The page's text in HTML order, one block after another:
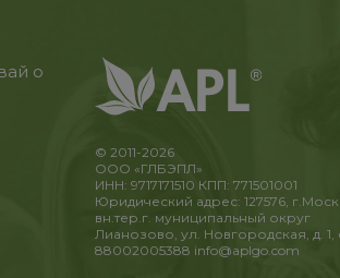
о
© 2011-2026
ООО «ГЛБЭПЛ»
ИНН: 9717171510 КПП: 771501001
Юридический адрес: 127576,
вн.тер.г. муниципальный округ
Лианозово, ул. Новгородская, д. 1,
88002005388 info@aplgo.com